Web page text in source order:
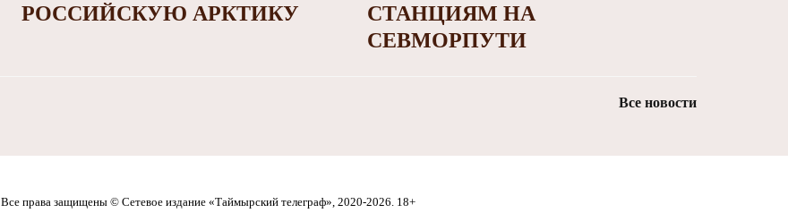
РОССИЙСКУЮ АРКТИКУ
СТАНЦИЯМ НА
СЕВМОРПУТИ
Все новости
Все права защищены © Сетевое издание «Таймырский телеграф», 2020-2026. 18+